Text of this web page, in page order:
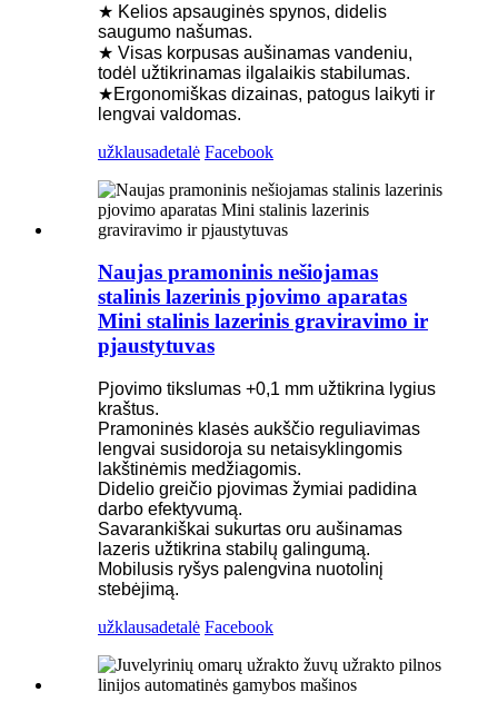
★ Kelios apsauginės spynos, didelis
saugumo našumas.
★ Visas korpusas aušinamas vandeniu,
todėl užtikrinamas ilgalaikis stabilumas.
★Ergonomiškas dizainas, patogus laikyti ir
lengvai valdomas.
užklausadetalė Facebook
Naujas pramoninis nešiojamas
stalinis lazerinis pjovimo aparatas
Mini stalinis lazerinis graviravimo ir
pjaustytuvas
Pjovimo tikslumas +0,1 mm užtikrina lygius
kraštus.
Pramoninės klasės aukščio reguliavimas
lengvai susidoroja su netaisyklingomis
lakštinėmis medžiagomis.
Didelio greičio pjovimas žymiai padidina
darbo efektyvumą.
Savarankiškai sukurtas oru aušinamas
lazeris užtikrina stabilų galingumą.
Mobilusis ryšys palengvina nuotolinį
stebėjimą.
užklausadetalė Facebook